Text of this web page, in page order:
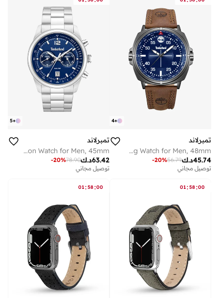
+
4
تمبرلاند
Williston Blue Dial Leather Strap Analog Watch for Men, 48mm
د.ك45.74
56.79
-20%
توصيل مجاني
+
5
تمبرلاند
Northbridge Blue Dial Stainless Steel Bracelet Multifunction Watch for Men, 45mm
د.ك63.42
78.90
-20%
توصيل مجاني
01:58:00
01:58:00